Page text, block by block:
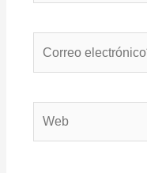
electrónico*